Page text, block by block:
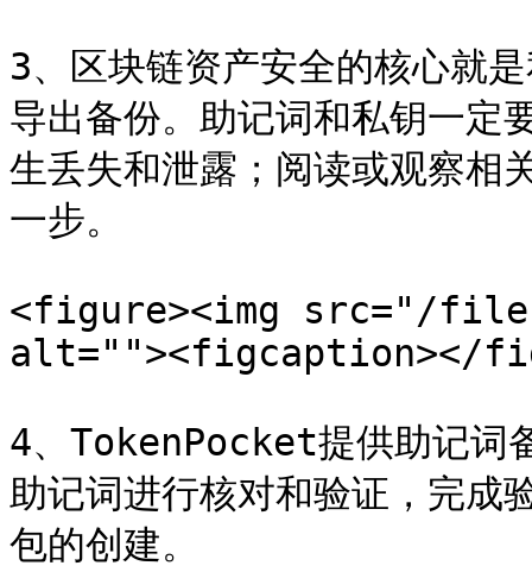
3、区块链资产安全的核心就
导出备份。助记词和私钥一定
生丢失和泄露；阅读或观察相
一步。
<figure><img src="/files/
alt=""><figcaption></
4、TokenPocket提供助记词
助记词进行核对和验证，完成
包的创建。